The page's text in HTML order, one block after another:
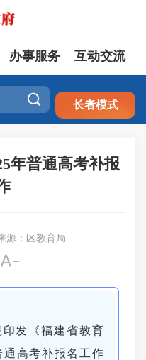
注册 登录
办事服务 互动交流
 长者模式
年普通高考补报
源：区教育局

发《福建省教育
高考补报名工作